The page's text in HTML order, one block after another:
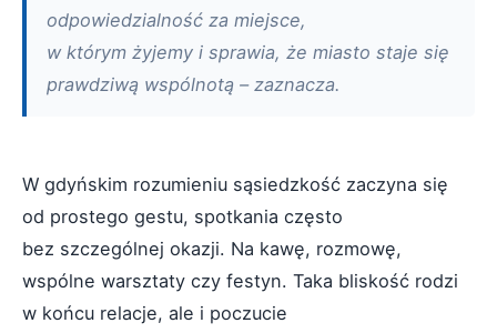
odpowiedzialność za miejsce,
w którym żyjemy i sprawia, że miasto staje się
prawdziwą wspólnotą – zaznacza.
W gdyńskim rozumieniu sąsiedzkość zaczyna się
od prostego gestu, spotkania często
bez szczególnej okazji. Na kawę, rozmowę,
wspólne warsztaty czy festyn. Taka bliskość rodzi
w końcu relacje, ale i poczucie